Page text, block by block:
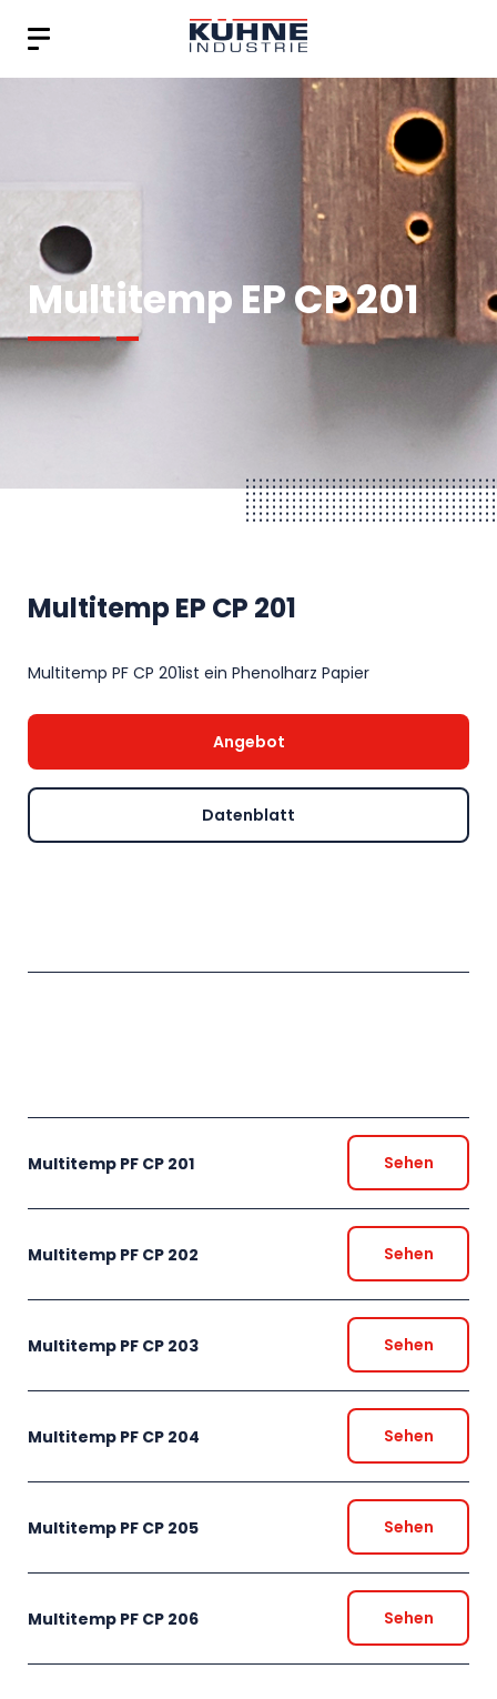
Multitemp EP CP 201
Multitemp EP CP 201
Multitemp PF CP 201ist ein Phenolharz Papier
Angebot
Datenblatt
Multitemp PF CP 201 Sehen
Multitemp PF CP 202 Sehen
Multitemp PF CP 203 Sehen
Multitemp PF CP 204 Sehen
Multitemp PF CP 205 Sehen
Multitemp PF CP 206 Sehen